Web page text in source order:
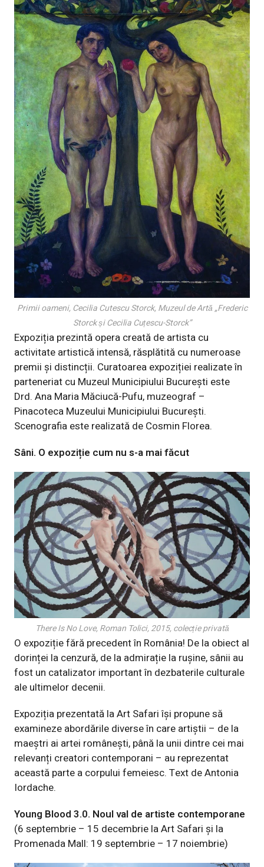
Primii oameni, Cecilia Cutescu Storck, Muzeul de Artă „Frederic
Storck și Cecilia Cuțescu-Storck”
Expoziția prezintă opera creată de artista cu
activitate artistică intensă, răsplătită cu numeroase
premii și distincții. Curatoarea expoziției realizate în
parteneriat cu Muzeul Municipiului București este
Drd. Ana Maria Măciucă-Pufu, muzeograf –
Pinacoteca Muzeului Municipiului București.
Scenografia este realizată de Cosmin Florea.
Sâni. O expoziție cum nu s-a mai făcut
There Is No Love, Roman Tolici, 2015, colecție privată
O expoziție fără precedent în România! De la obiect al
dorinței la cenzură, de la admirație la rușine, sânii au
fost un catalizator important în dezbaterile culturale
ale ultimelor decenii.
Expoziția prezentată la Art Safari își propune să
examineze abordările diverse în care artiștii – de la
maeștri ai artei românești, până la unii dintre cei mai
relevanți creatori contemporani – au reprezentat
această parte a corpului femeiesc. Text de Antonia
Iordache.
Young Blood 3.0. Noul val de artiste contemporane
(6 septembrie – 15 decembrie la Art Safari și la
Promenada Mall: 19 septembrie – 17 noiembrie)